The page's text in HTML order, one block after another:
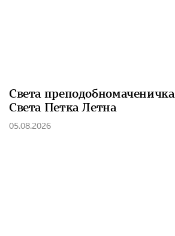
Света
Света Петка Летна
05.08.2026